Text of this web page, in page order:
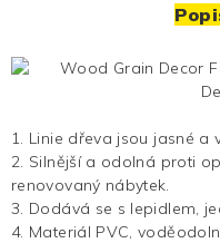
1. Linie dřeva jsou jasné a
2. Silnější a odolná proti
renovovaný nábytek.
3. Dodává se s lepidlem,
4. Materiál PVC,